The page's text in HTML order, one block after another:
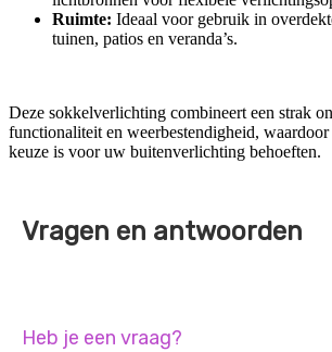
Ruimte: Ideaal voor gebruik in
tuinen, patios en veranda’s.
Deze sokkelverlichting combineert een strak
functionaliteit en weerbestendigheid, waardoor
keuze is voor uw buitenverlichting behoeften.
Vragen en antwoorden
Heb je een vraag?